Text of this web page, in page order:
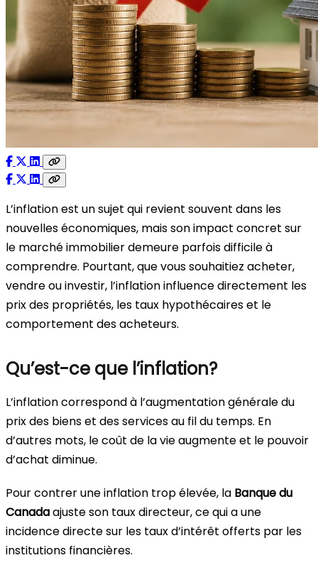
L’inflation est un sujet qui revient souvent dans les
nouvelles économiques, mais son impact concret sur
le marché immobilier demeure parfois difficile à
comprendre. Pourtant, que vous souhaitiez acheter,
vendre ou investir, l’inflation influence directement les
prix des propriétés, les taux hypothécaires et le
comportement des acheteurs.
Qu’est-ce que l’inflation?
L’inflation correspond à l’augmentation générale du
prix des biens et des services au fil du temps. En
d’autres mots, le coût de la vie augmente et le pouvoir
d’achat diminue.
Pour contrer une inflation trop élevée, la Banque du
Canadaajuste son taux directeur, ce qui a une
incidence directe sur les taux d’intérêt offerts par les
institutions financières.